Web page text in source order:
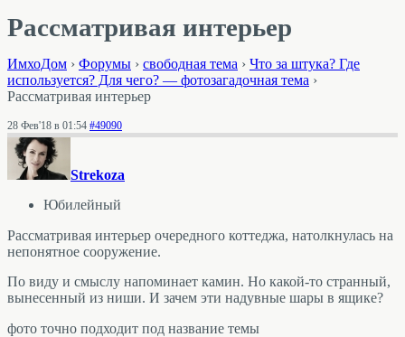
Рассматривая интерьер
ИмхоДом › Форумы › свободная тема › Что за штука? Где
используется? Для чего? — фотозагадочная тема ›
Рассматривая интерьер
28 Фев'18 в 01:54 #49090
Strekoza
Юбилейный
Рассматривая интерьер очередного коттеджа, натолкнулась на
непонятное сооружение.
По виду и смыслу напоминает камин. Но какой-то странный,
вынесенный из ниши. И зачем эти надувные шары в ящике?
фото точно подходит под название темы